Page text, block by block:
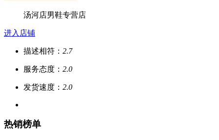
汤河店男鞋专营店
进入店铺
描述相符： 2.7
服务态度： 2.0
发货速度： 2.0
热销榜单